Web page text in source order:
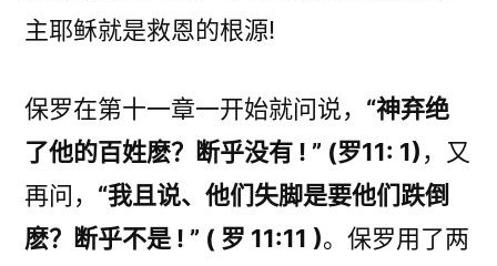
主耶稣就是救恩的根源!
保罗在第十一章一开始就问说， “神弃绝
了他的百姓麽？断乎没有 ! ” (罗11: 1)，又
再问， “我且说、他们失脚是要他们跌倒
麽？断乎不是 ! ” ( 罗 11:11 )。保罗用了两